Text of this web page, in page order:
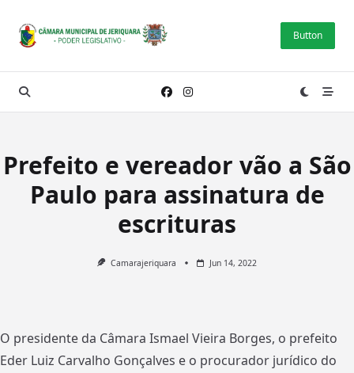
content
Button
Prefeito e vereador vão a São
Paulo para assinatura de
escrituras
Camarajeriquara Jun 14, 2022
O presidente da Câmara Ismael Vieira Borges, o prefeito
Eder Luiz Carvalho Gonçalves e o procurador jurídico do